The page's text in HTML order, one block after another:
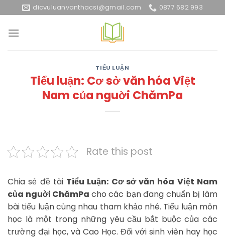
to
content
dicvuluanvanthacsi@gmail.com 0877 682 993
TIỂU LUẬN
Tiểu luận: Cơ sở văn hóa Việt
Nam của nguời ChămPa
Rate this post
Chia sẻ đề tài Tiểu Luận: Cơ sở văn hóa Việt Nam
của nguời ChămPa cho các bạn đang chuẩn bị làm
bài tiểu luận cùng nhau tham khảo nhé. Tiểu luận môn
học là một trong những yêu cầu bắt buộc của các
trường đại học, và Cao Học. Đối với sinh viên hay học